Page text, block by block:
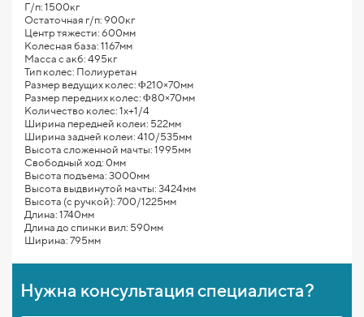
Г/п: 1500кг
Остаточная г/п: 900кг
Центр тяжести: 600мм
Колесная база: 1167мм
Масса с акб: 495кг
Тип колес: Полиуретан
Размер ведущих колес: Φ210×70мм
Размер передних колес: Φ80×70мм
Количество колес: 1x+1/4
Ширина передней колеи: 522мм
Ширина задней колеи: 410/535мм
Высота сложенной мачты: 1995мм
Свободный ход: 0мм
Высота подъема: 3000мм
Высота выдвинутой мачты: 3424мм
Высота (с ручкой): 700/1225мм
Длина: 1740мм
Длина до спинки вил: 590мм
Ширина: 795мм
Нужна консультация специалиста?